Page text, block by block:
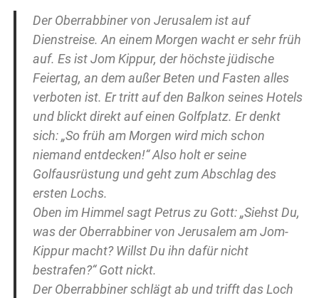
Der Oberrabbiner von Jerusalem ist auf
Dienstreise. An einem Morgen wacht er sehr früh
auf. Es ist Jom Kippur, der höchste jüdische
Feiertag, an dem außer Beten und Fasten alles
verboten ist. Er tritt auf den Balkon seines Hotels
und blickt direkt auf einen Golfplatz. Er denkt
sich: „So früh am Morgen wird mich schon
niemand entdecken!“ Also holt er seine
Golfausrüstung und geht zum Abschlag des
ersten Lochs.
Oben im Himmel sagt Petrus zu Gott: „Siehst Du,
was der Oberrabbiner von Jerusalem am Jom-
Kippur macht? Willst Du ihn dafür nicht
bestrafen?“ Gott nickt.
Der Oberrabbiner schlägt ab und trifft das Loch